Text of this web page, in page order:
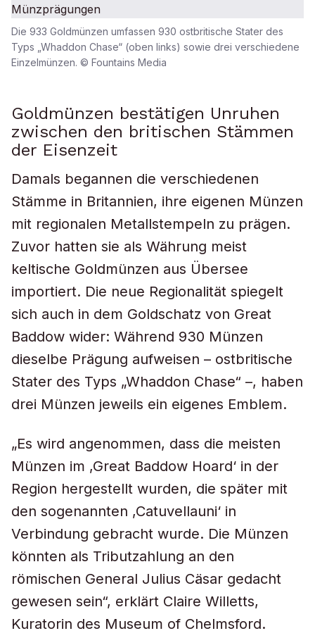
Die 933 Goldmünzen umfassen 930 ostbritische Stater des
Typs „Whaddon Chase“ (oben links) sowie drei verschiedene
Einzelmünzen. © Fountains Media
Goldmünzen bestätigen Unruhen
zwischen den britischen Stämmen
der Eisenzeit
Damals begannen die verschiedenen
Stämme in Britannien, ihre eigenen Münzen
mit regionalen Metallstempeln zu prägen.
Zuvor hatten sie als Währung meist
keltische Goldmünzen aus Übersee
importiert. Die neue Regionalität spiegelt
sich auch in dem Goldschatz von Great
Baddow wider: Während 930 Münzen
dieselbe Prägung aufweisen – ostbritische
Stater des Typs „Whaddon Chase“ –, haben
drei Münzen jeweils ein eigenes Emblem.
„Es wird angenommen, dass die meisten
Münzen im ‚Great Baddow Hoard‘ in der
Region hergestellt wurden, die später mit
den sogenannten ‚Catuvellauni‘ in
Verbindung gebracht wurde. Die Münzen
könnten als Tributzahlung an den
römischen General Julius Cäsar gedacht
gewesen sein“, erklärt Claire Willetts,
Kuratorin des Museum of Chelmsford.